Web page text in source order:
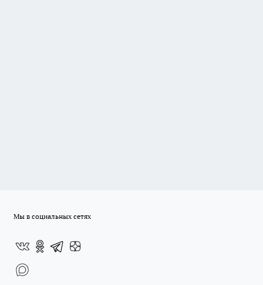
Мы в социальных сетях